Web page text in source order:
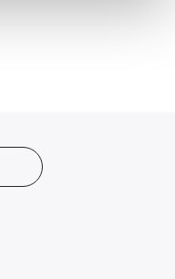
att du tycker om. Det
och göra